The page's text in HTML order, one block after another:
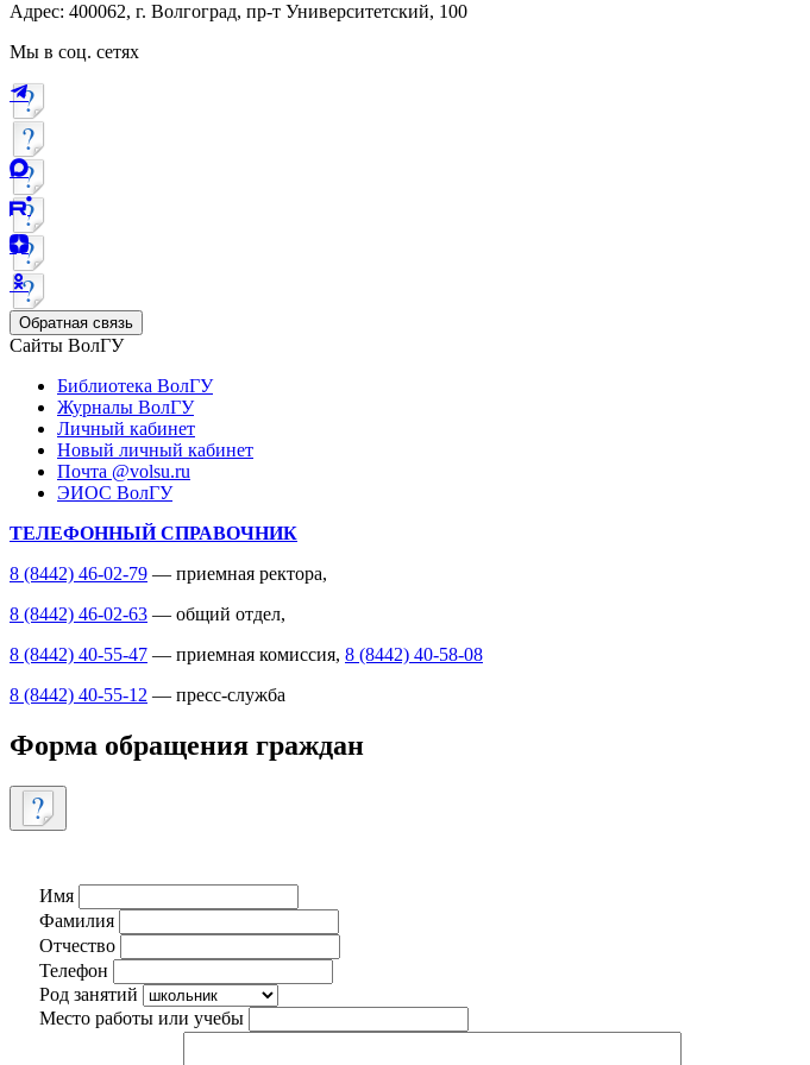
Адрес: 400062, г. Волгоград, пр-т Университетский, 100
Мы в соц. сетях
Обратная связь
Сайты ВолГУ
Библиотека ВолГУ
Журналы ВолГУ
Личный кабинет
Новый личный кабинет
Почта @volsu.ru
ЭИОС ВолГУ
ТЕЛЕФОННЫЙ СПРАВОЧНИК
8 (8442) 46-02-79 — приемная ректора,
8 (8442) 46-02-63 — общий отдел,
8 (8442) 40-55-47 — приемная комиссия, 8 (8442) 40-58-08
8 (8442) 40-55-12 — пресс-служба
Форма обращения граждан
Имя
Фамилия
Отчество
Телефон
Род занятий
Место работы или учебы